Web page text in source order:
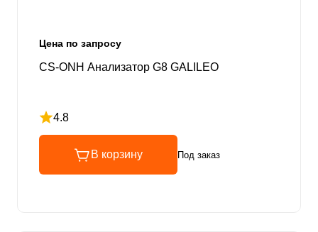
Цена по запросу
CS-ONH Анализатор G8 GALILEO
4.8
Рейтинг 4.8 из 5
В корзину Под заказ